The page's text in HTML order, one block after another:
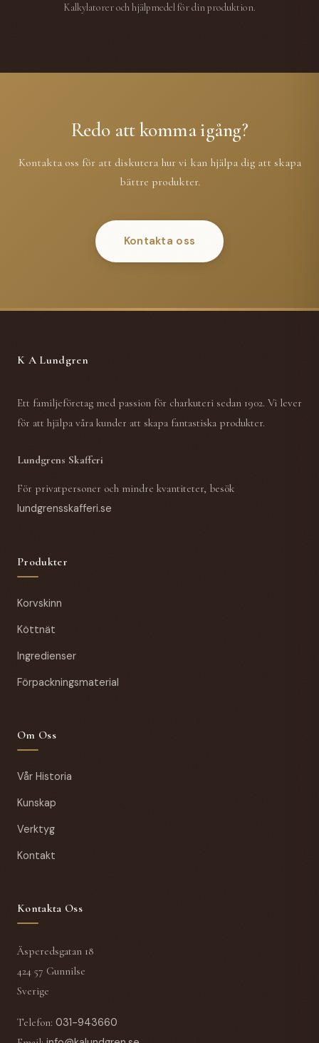
Kalkylatorer och hjälpmedel för din produktion.
Redo att komma igång?
Kontakta oss för att diskutera hur vi kan hjälpa dig att skapa
bättre produkter.
Kontakta oss
K A Lundgren
Ett familjeföretag med passion för charkuteri sedan 1902. Vi lever
för att hjälpa våra kunder att skapa fantastiska produkter.
Lundgrens Skafferi
För privatpersoner och mindre kvantiteter, besök
lundgrensskafferi.se
Produkter
Korvskinn
Köttnät
Ingredienser
Förpackningsmaterial
Om Oss
Vår Historia
Kunskap
Verktyg
Kontakt
Kontakta Oss
Äsperedsgatan 18
424 57 Gunnilse
Sverige
Telefon: 031-943660